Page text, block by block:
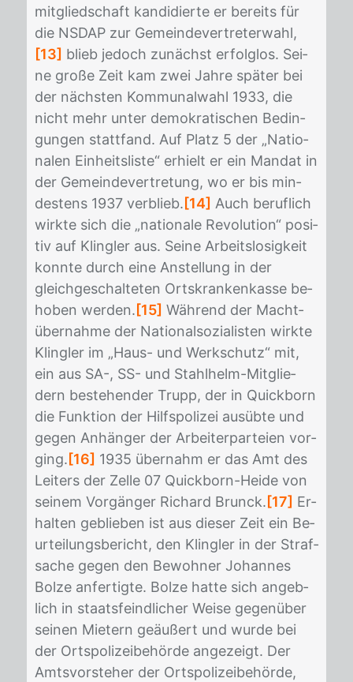
mit­glied­schaft kan­di­dier­te er be­reits für
die NS­DAP zur Ge­mein­de­ver­tre­ter­wahl,
[13] blieb je­doch zu­nächst er­folg­los. Sei­
ne gro­ße Zeit kam zwei Jah­re spä­ter bei
der nächs­ten Kom­mu­nal­wahl 1933, die
nicht mehr un­ter de­mo­kra­ti­schen Be­din­
gun­gen statt­fand. Auf Platz 5 der „Na­tio­
na­len Ein­heits­lis­te“ er­hielt er ein Man­dat in
der Ge­mein­de­ver­tre­tung, wo er bis min­
des­tens 1937 ver­blieb. [14] Auch be­ruf­lich
wirk­te sich die „na­tio­na­le Re­vo­lu­ti­on“ po­si­
tiv auf Kling­ler aus. Sei­ne Ar­beits­lo­sig­keit
konn­te durch eine An­stel­lung in der
gleich­ge­schal­te­ten Orts­kran­ken­kas­se be­
ho­ben wer­den. [15] Wäh­rend der Macht­
über­nah­me der Na­tio­nal­so­zia­lis­ten wirk­te
Kling­ler im „Haus- und Werk­schutz“ mit,
ein aus SA-, SS- und Stahl­helm-Mit­glie­
dern be­ste­hen­der Trupp, der in Quick­born
die Funk­ti­on der Hilfs­po­li­zei aus­üb­te und
ge­gen An­hän­ger der Ar­bei­ter­par­tei­en vor­
ging. [16] 1935 über­nahm er das Amt des
Lei­ters der Zel­le 07 Quick­born-Hei­de von
sei­nem Vor­gän­ger Ri­chard Brunck. [17] Er­
hal­ten ge­blie­ben ist aus die­ser Zeit ein Be­
ur­tei­lungs­be­richt, den Kling­ler in der Straf­
sa­che ge­gen den Be­woh­ner Jo­han­nes
Bol­ze an­fer­tig­te. Bol­ze hat­te sich an­geb­
lich in staats­feind­li­cher Wei­se ge­gen­über
sei­nen Mie­tern ge­äu­ßert und wur­de bei
der Orts­po­li­zei­be­hör­de an­ge­zeigt. Der
Amts­vor­ste­her der Orts­po­li­zei­be­hör­de,